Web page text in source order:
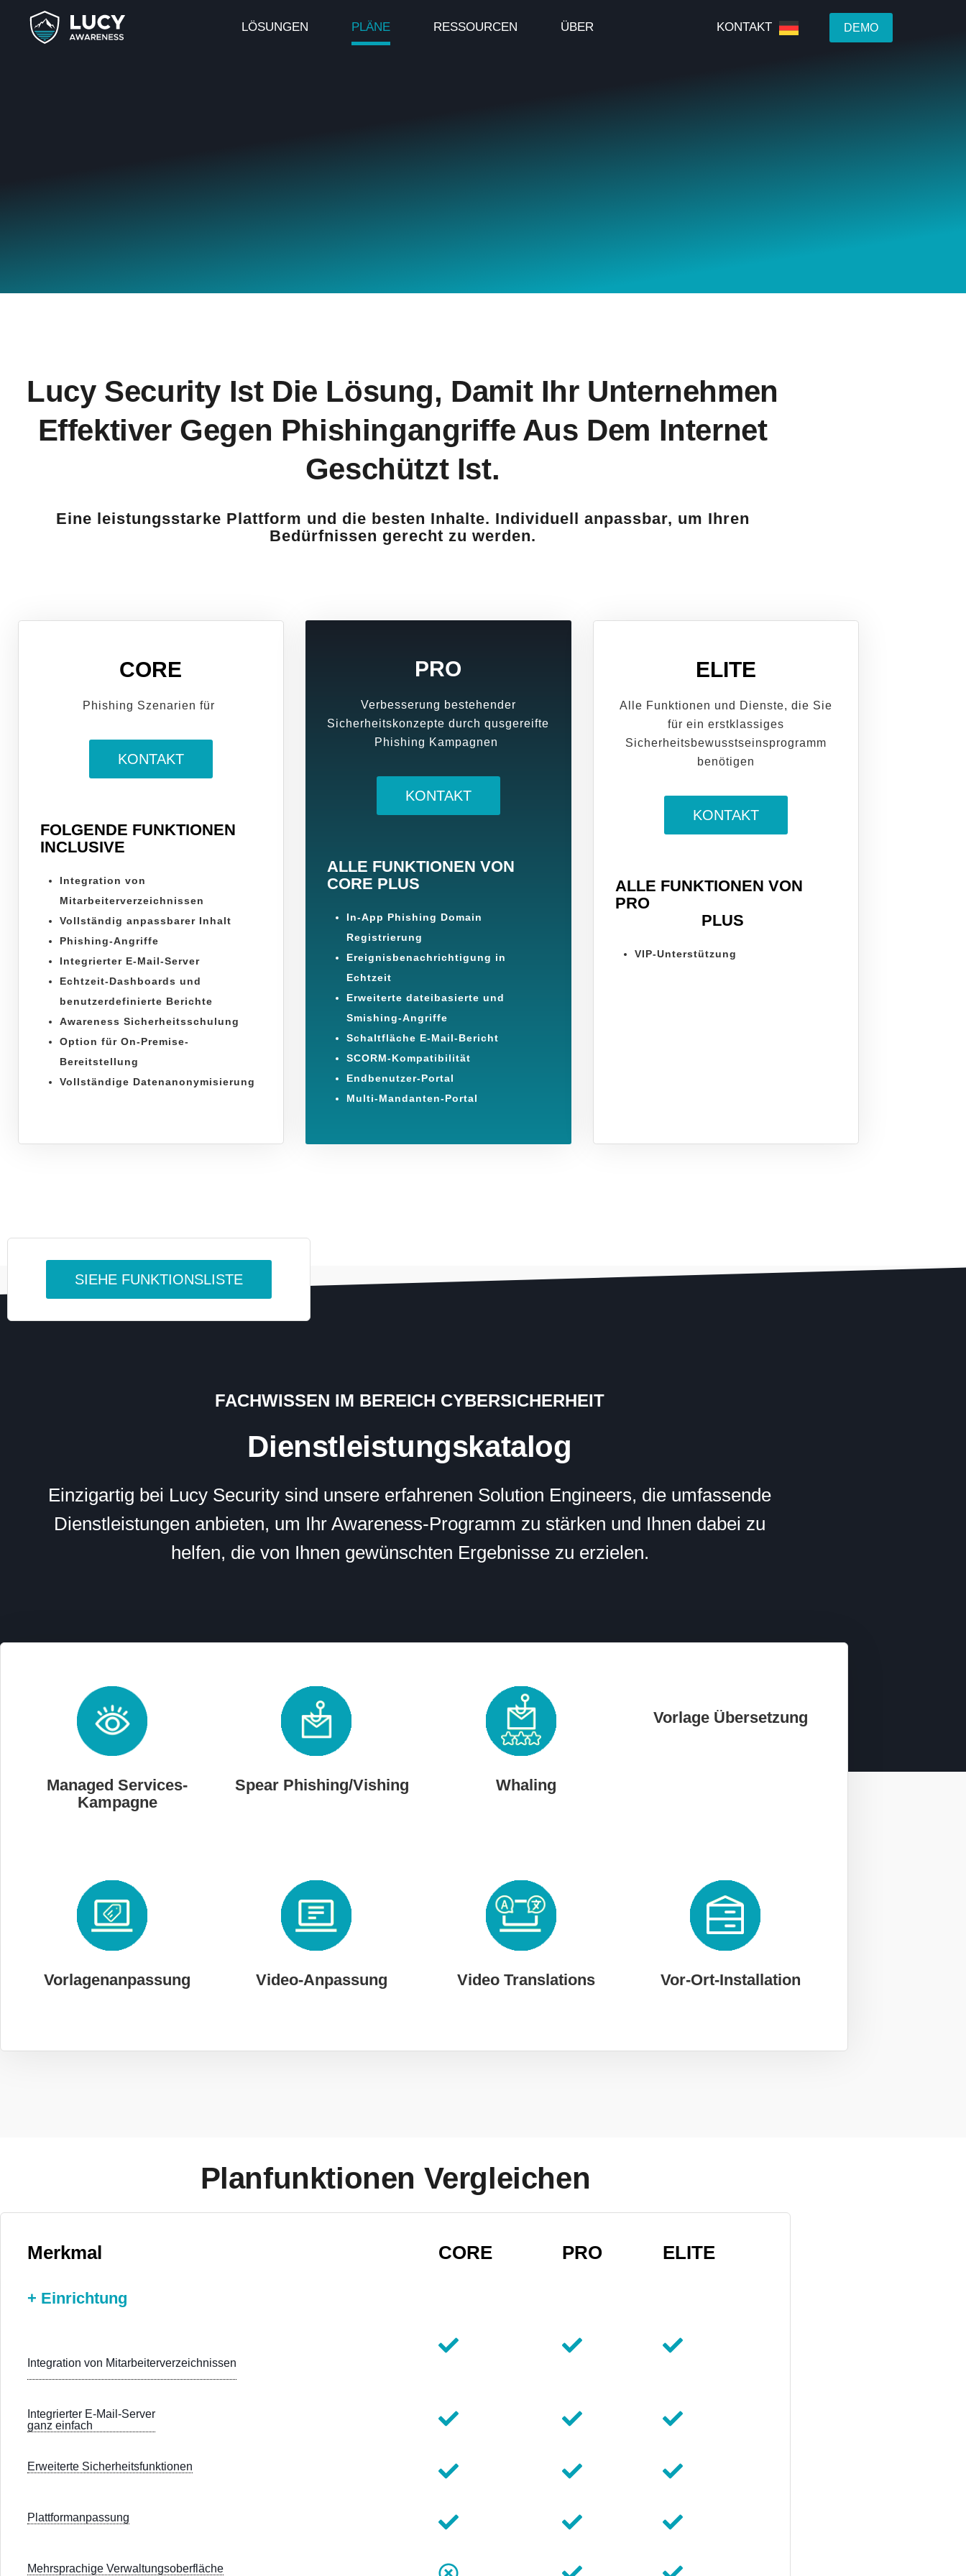
LÖSUNGEN PLÄNE RESSOURCEN ÜBER KONTAKT DEMO
Lucy Security Ist Die Lösung, Damit Ihr Unternehmen
Effektiver Gegen Phishingangriffe Aus Dem Internet
Geschützt Ist.
Eine leistungsstarke Plattform und die besten Inhalte. Individuell anpassbar, um Ihren
Bedürfnissen gerecht zu werden.
CORE
Phishing Szenarien für
KONTAKT
FOLGENDE FUNKTIONEN
INCLUSIVE
Integration von
Mitarbeiterverzeichnissen
Vollständig anpassbarer Inhalt
Phishing-Angriffe
Integrierter E-Mail-Server
Echtzeit-Dashboards und
benutzerdefinierte Berichte
Awareness Sicherheitsschulung
Option für On-Premise-
Bereitstellung
Vollständige Datenanonymisierung
PRO
Verbesserung bestehender
Sicherheitskonzepte durch qusgereifte
Phishing Kampagnen
KONTAKT
ALLE FUNKTIONEN VON
CORE PLUS
In-App Phishing Domain
Registrierung
Ereignisbenachrichtigung in
Echtzeit
Erweiterte dateibasierte und
Smishing-Angriffe
Schaltfläche E-Mail-Bericht
SCORM-Kompatibilität
Endbenutzer-Portal
Multi-Mandanten-Portal
ELITE
Alle Funktionen und Dienste, die Sie
für ein erstklassiges
Sicherheitsbewusstseinsprogramm
benötigen
KONTAKT
ALLE FUNKTIONEN VON
PRO
PLUS
VIP-Unterstützung
SIEHE FUNKTIONSLISTE
FACHWISSEN IM BEREICH CYBERSICHERHEIT
Dienstleistungskatalog
Einzigartig bei Lucy Security sind unsere erfahrenen Solution Engineers, die umfassende
Dienstleistungen anbieten, um Ihr Awareness-Programm zu stärken und Ihnen dabei zu
helfen, die von Ihnen gewünschten Ergebnisse zu erzielen.
Managed Services-
Kampagne
Spear Phishing/Vishing Whaling
Vorlage Übersetzung
Vorlagenanpassung Video-Anpassung Video Translations Vor-Ort-Installation
Planfunktionen Vergleichen
Merkmal CORE PRO ELITE
+ Einrichtung
Integration von Mitarbeiterverzeichnissen
Integrierter E-Mail-Server
ganz einfach
Erweiterte Sicherheitsfunktionen
Plattformanpassung
Mehrsprachige Verwaltungsoberfläche